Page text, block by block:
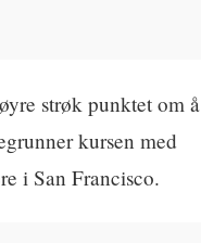
strøk punktet om å
kursen med
i San Francisco.